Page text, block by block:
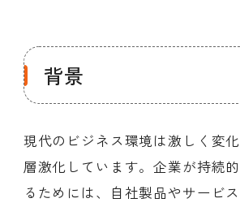
背景
現代のビジネス環境は激しく変
層激化しています。企業が持続
るためには、自社製品やサービ